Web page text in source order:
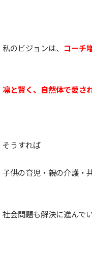
私のビジョンは、 コーチ
凛と賢く、自然体で愛さ
そうすれば
子供の育児・親の介護・
社会問題も解決に進んで